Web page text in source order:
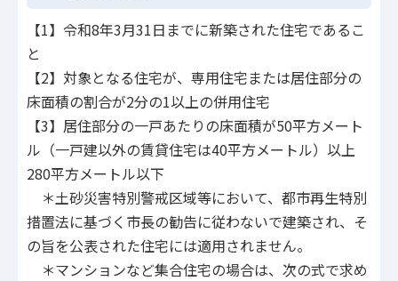
【1】令和8年3月31日までに新築された住宅であるこ
と
【2】対象となる住宅が、専用住宅または居住部分の
床面積の割合が2分の1以上の併用住宅
【3】居住部分の一戸あたりの床面積が50平方メート
ル（一戸建以外の賃貸住宅は40平方メートル）以上
280平方メートル以下
＊土砂災害特別警戒区域等において、都市再生特別
措置法に基づく市長の勧告に従わないで建築され、そ
の旨を公表された住宅には適用されません。
＊マンションなど集合住宅の場合は、次の式で求め